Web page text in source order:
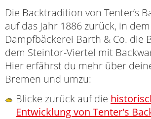
Die Backtradition von Tenter’s
auf das Jahr 1886 zurück, in
Dampfbäckerei Barth & Co. die
dem Steintor-Viertel mit
Hier erfährst du mehr über
Bremen und umzu:
Blicke zurück auf die
Entwicklung von Tenter's